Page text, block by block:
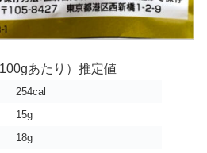
あたり）推定値
254cal
15g
18g